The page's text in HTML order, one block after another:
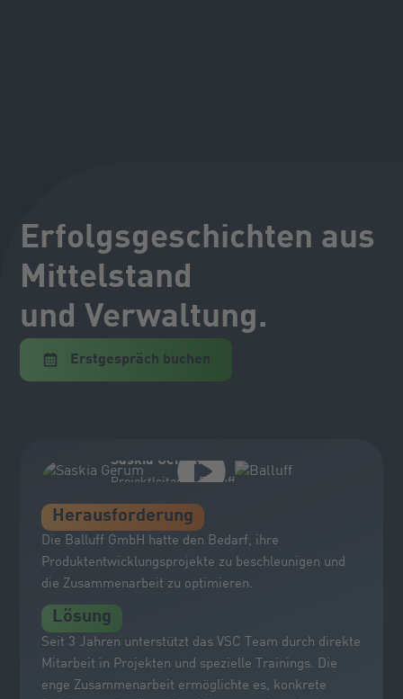
Erfolgsgeschichten aus
Mittelstand
und Verwaltung.
Erstgespräch buchen
Saskia Gerum
Projektleiterin, Balluff
Herausforderung
Die Balluff GmbH hatte den Bedarf, ihre
Produktentwicklungsprojekte zu beschleunigen und
die Zusammenarbeit zu optimieren.
Lösung
Seit 3 Jahren unterstützt das VSC Team durch direkte
Mitarbeit in Projekten und spezielle Trainings. Die
enge Zusammenarbeit ermöglichte es, konkrete